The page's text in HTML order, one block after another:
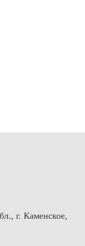
г. Каменское,